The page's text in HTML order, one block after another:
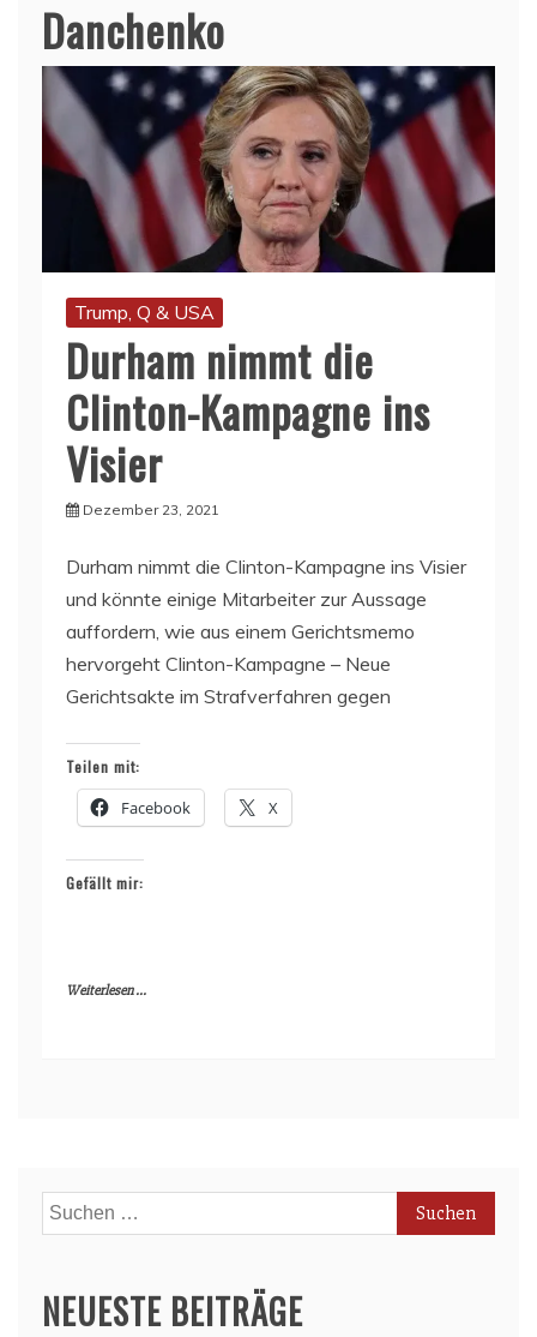
Danchenko
Trump, Q & USA
Durham nimmt die
Clinton-Kampagne ins
Visier
Dezember 23, 2021
Durham nimmt die Clinton-Kampagne ins Visier
und könnte einige Mitarbeiter zur Aussage
auffordern, wie aus einem Gerichtsmemo
hervorgeht Clinton-Kampagne – Neue
Gerichtsakte im Strafverfahren gegen
Teilen mit:
Facebook X
Gefällt mir:
Weiterlesen ...
Suchen
nach:
NEUESTE BEITRÄGE